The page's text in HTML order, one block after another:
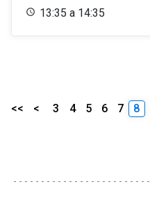
13:35 a 14:35
<< < 3 4 5 6 7 8